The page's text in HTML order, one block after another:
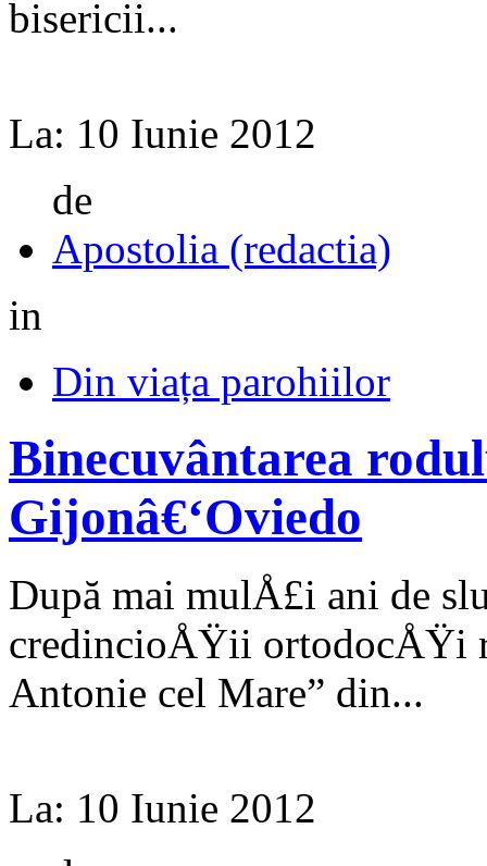
bisericii...
La: 10 Iunie 2012
de
Apostolia (redactia)
in
Din viața parohiilor
Binecuvântarea
Gijonâ€‘Oviedo
După mai mulÅ£i ani de
credincioÅŸii ortodocÅŸi
Antonie cel Mare” din...
La: 10 Iunie 2012